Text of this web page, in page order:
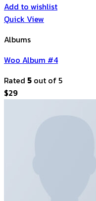
Add to wishlist
Quick View
Albums
Woo Album #4
Rated 5 out of 5
$29